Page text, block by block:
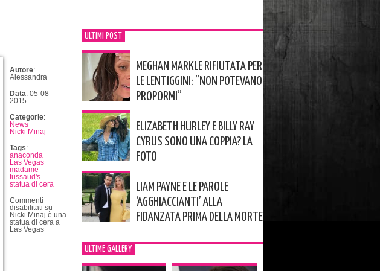
Autore:
Alessandra
Data: 05-08-
2015
Categorie:
News
Nicki Minaj
Tags:
anaconda
Las Vegas
madame
tussaud's
statua di cera
Commenti
disabilitati su
Nicki Minaj è una
statua di cera a
Las Vegas
ULTIMI POST
MEGHAN MARKLE RIFIUTATA PER
LE LENTIGGINI: ”NON POTEVANO
PROPORMI”
ELIZABETH HURLEY E BILLY RAY
CYRUS SONO UNA COPPIA? LA
FOTO
LIAM PAYNE E LE PAROLE
‘AGGHIACCIANTI’ ALLA
FIDANZATA PRIMA DELLA MORTE
ULTIME GALLERY